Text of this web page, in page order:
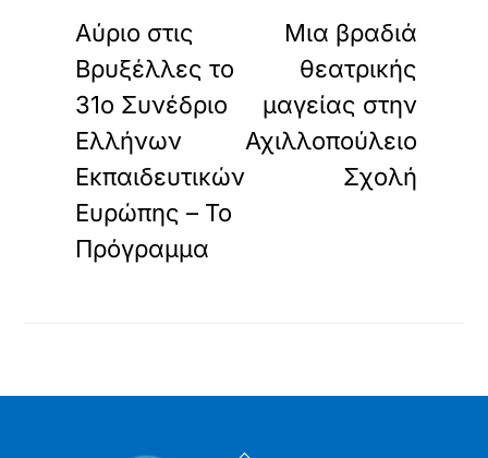
Αύριο στις
Βρυξέλλες το
31ο Συνέδριο
Ελλήνων
Εκπαιδευτικών
Ευρώπης – Το
Πρόγραμμα
Μια βραδιά
θεατρικής
μαγείας στην
Αχιλλοπούλειο
Σχολή